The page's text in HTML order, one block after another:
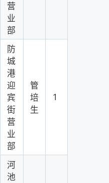
营
业
部
防
城
港
迎
宾
街
营
业
部
管
培
生
1
河
池